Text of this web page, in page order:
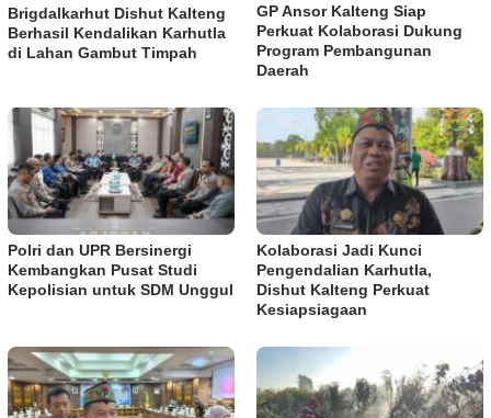
Brigdalkarhut Dishut Kalteng
Berhasil Kendalikan Karhutla
di Lahan Gambut Timpah
GP Ansor Kalteng Siap
Perkuat Kolaborasi Dukung
Program Pembangunan
Daerah
Polri dan UPR Bersinergi
Kembangkan Pusat Studi
Kepolisian untuk SDM Unggul
Kolaborasi Jadi Kunci
Pengendalian Karhutla,
Dishut Kalteng Perkuat
Kesiapsiagaan